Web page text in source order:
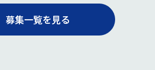
募集一覧を見る